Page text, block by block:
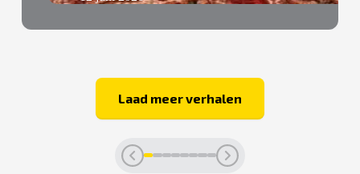
Laad meer verhalen